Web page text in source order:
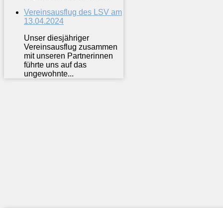
Vereinsausflug des LSV am
13.04.2024
Unser diesjähriger
Vereinsausflug zusammen
mit unseren Partnerinnen
führte uns auf das
ungewohnte...